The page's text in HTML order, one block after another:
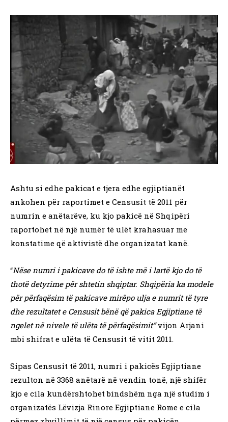
Ashtu si edhe pakicat e tjera edhe egjiptianët
ankohen për raportimet e Censusit të 2011 për
numrin e anëtarëve, ku kjo pakicë në Shqipëri
raportohet në një numër të ulët krahasuar me
konstatime që aktivistë dhe organizatat kanë.
“Nëse numri i pakicave do të ishte më i lartë kjo do të
thotë detyrime për shtetin shqiptar. Shqipëria ka modele
për përfaqësim të pakicave mirëpo ulja e numrit të tyre
dhe rezultatet e Censusit bënë që pakica Egjiptiane të
ngelet në nivele të ulëta të përfaqësimit”vijon Arjani
mbi shifrat e ulëta të Censusit të vitit 2011.
Sipas Censusit të 2011, numri i pakicës Egjiptiane
rezulton në 3368 anëtarë në vendin tonë, një shifër
kjo e cila kundërshtohet bindshëm nga një studim i
organizatës Lëvizja Rinore Egjiptiane Rome e cila